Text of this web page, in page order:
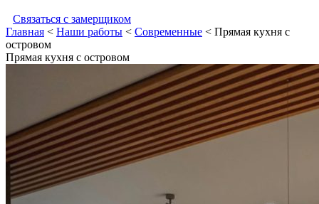
Связаться с замерщиком
Главная < Наши работы < Современные < Прямая кухня с
островом
Прямая кухня с островом